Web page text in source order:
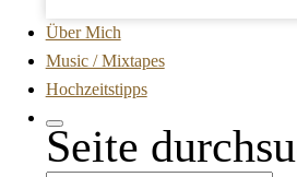
Über Mich
Music / Mixtapes
Hochzeitstipps
Seite